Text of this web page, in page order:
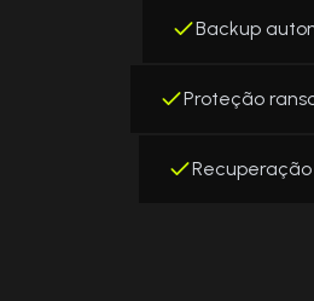
Backup
Proteção